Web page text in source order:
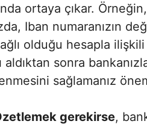
ortaya çıkar.
Iban numaranızın
olduğu hesapla
aldıktan sonra
sağlamanız
gerekirse,